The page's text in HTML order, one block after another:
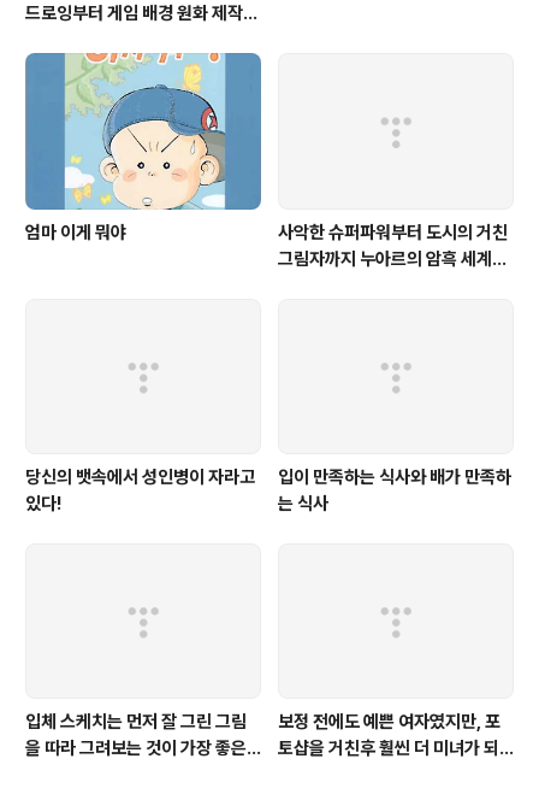
드로잉부터 게임 배경 원화 제작까
엄마 이게 뭐야
사악한 슈퍼파워부터 도시의 거친
그림자까지 누아르의 암흑 세계를
당신의 뱃속에서 성인병이 자라고
있다!
입이 만족하는 식사와 배가 만족하
는 식사
입체 스케치는 먼저 잘 그린 그림
을 따라 그려보는 것이 가장 좋은
보정 전에도 예쁜 여자였지만, 포
토샵을 거친후 훨씬 더 미녀가 되